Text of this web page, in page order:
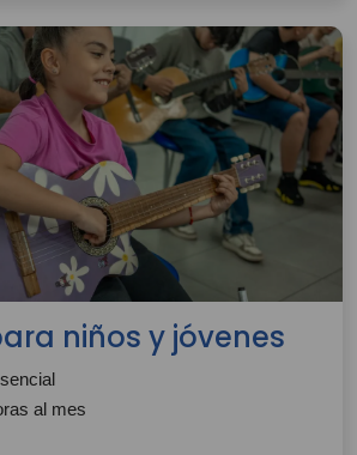
niños y jóvenes
al mes